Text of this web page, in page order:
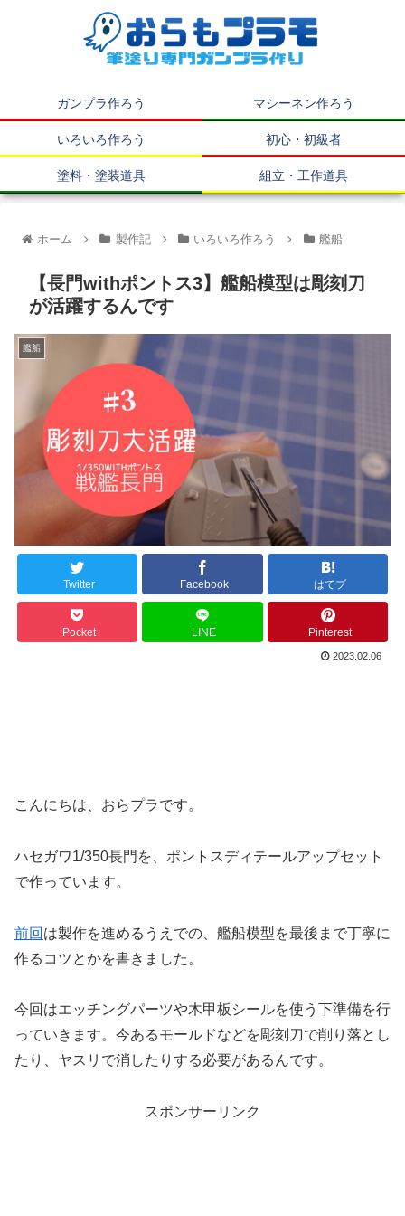
ガンプラ作ろう マシーネン作ろう
いろいろ作ろう 初心・初級者
塗料・塗装道具 組立・工作道具
ホーム 製作記 いろいろ作ろう 艦船
【長門withポントス3】艦船模型は彫刻刀
が活躍するんです
艦船
Twitter Facebook はてブ
Pocket LINE Pinterest
2023.02.06
こんにちは、おらプラです。
ハセガワ1/350長門を、ポントスディテールアップセット
で作っています。
前回 は製作を進めるうえでの、艦船模型を最後まで丁寧に
作るコツとかを書きました。
今回はエッチングパーツや木甲板シールを使う下準備を行
っていきます。今あるモールドなどを彫刻刀で削り落とし
たり、ヤスリで消したりする必要があるんです。
スポンサーリンク